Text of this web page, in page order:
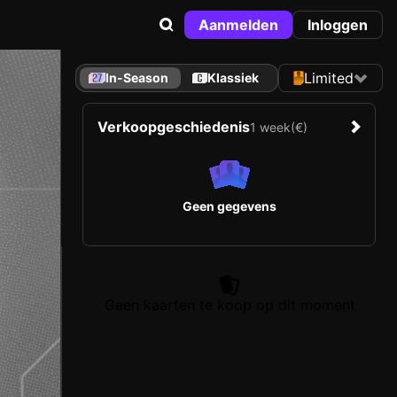
Aanmelden Inloggen
In-Season Klassiek Limited
Verkoopgeschiedenis1 week(€)
Geen gegevens